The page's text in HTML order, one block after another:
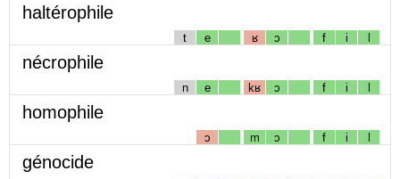
haltérophile
t e ʁ ɔ f i l
nécrophile
n e kʁ ɔ f i l
homophile
ɔ m ɔ f i l
génocide